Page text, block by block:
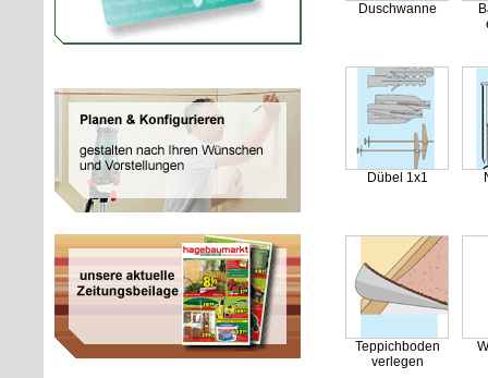
Duschwanne
Dübel 1x1
Teppichboden
verlegen